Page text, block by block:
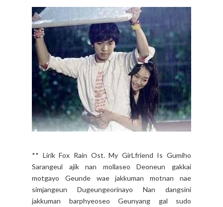
** Lirik Fox Rain Ost. My GirLfriend Is Gumiho
Sarangeul ajik nan mollaseo Deoneun gakkai
motgayo Geunde wae jakkuman motnan nae
simjangeun Dugeungeorinayo Nan dangsini
jakkuman barphyeoseo Geunyang gal sudo